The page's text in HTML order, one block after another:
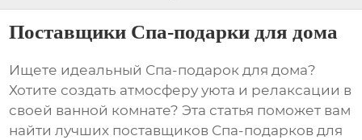
Поставщики Спа-подарки для дома
Ищете идеальный Спа-подарок для дома?
Хотите создать атмосферу уюта и релаксации в
своей ванной комнате? Эта статья поможет вам
найти лучших поставщиков Спа-подарков для